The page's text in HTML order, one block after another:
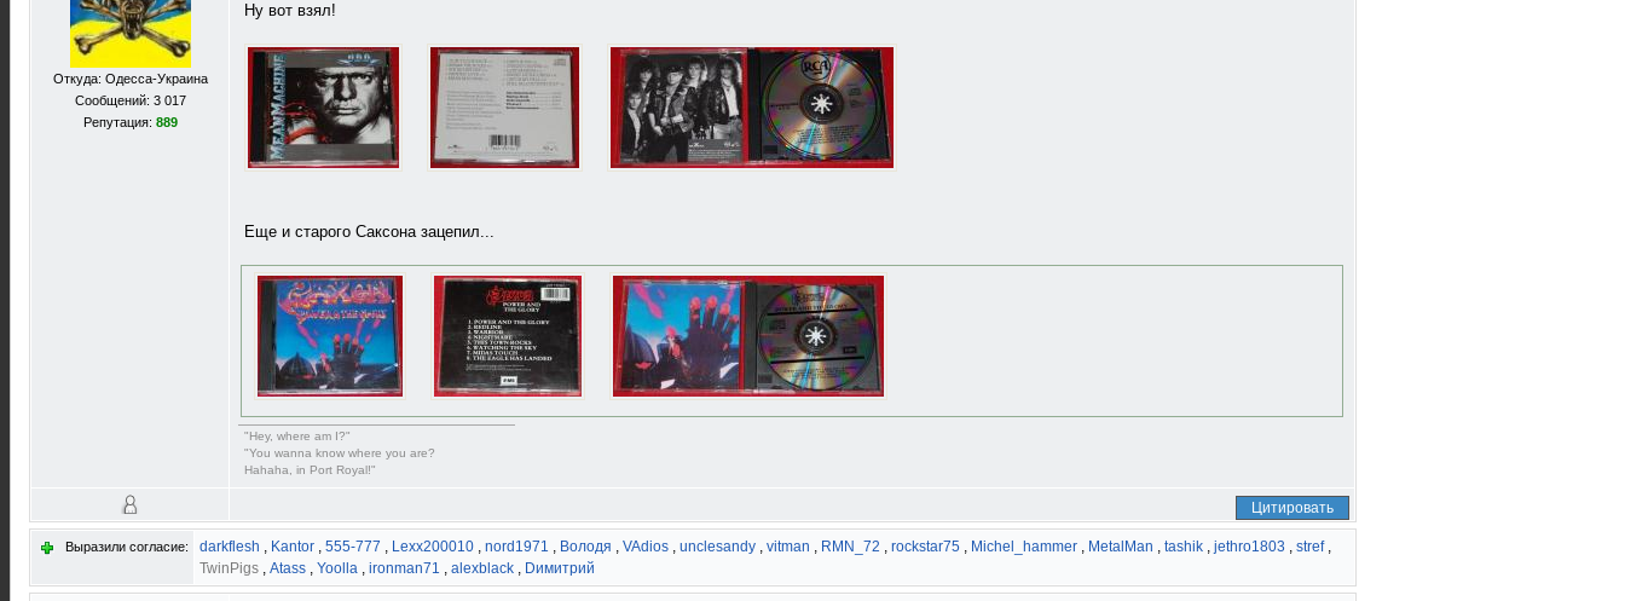
Откуда: Одесса-Украина
Сообщений: 3 017
Репутация: 889
Ну вот взял!
Еще и старого Саксона зацепил...
"Hey, where am I?"
"You wanna know where you are?
Hahaha, in Port Royal!"
Цитировать
Выразили согласие: darkflesh , Kantor , 555-777 , Lexx200010 , nord1971 , Володя , VAdios , unclesandy , vitman , RMN_72 , rockstar75 , Michel_hammer , MetalMan , tashik , jethro1803 , stref,
TwinPigs , Atass , Yoolla , ironman71 , alexblack , Dимитрий